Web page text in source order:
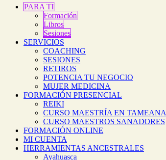
PARA TI
Formación
Libros
Sesiones
SERVICIOS
COACHING
SESIONES
RETIROS
POTENCIA TU NEGOCIO
MUJER MEDICINA
FORMACIÓN PRESENCIAL
REIKI
CURSO MAESTRÍA EN TAMEANA
CURSO MAESTROS SANADORES
FORMACIÓN ONLINE
MI CUENTA
HERRAMIENTAS ANCESTRALES
Ayahuasca